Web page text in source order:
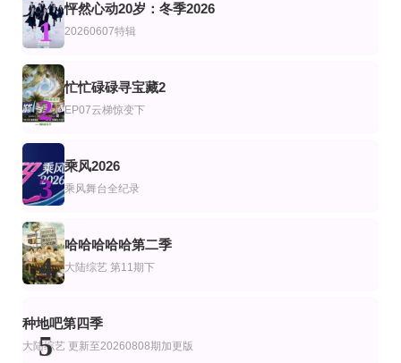
第6期
中华才女风华录
已完结
相声有新人
第20251011期
公路不孤胆
全4集
孤单又灿烂的神：鬼怪十周年特辑
孔刘,金高银,李栋旭,刘寅娜
第17期完结
明星大侦探之明侦探学院第1季
蒲熠星,周峻纬,唐九洲,齐思钧,石凯,郭文韬,邵明明
更新至第04集
Fandom Stage
尹斗俊
无辣不欢第2季
快乐老家
孙浩 李静 戴军 李维嘉 沈凌 吴昕 武艺 高旭
创业安徽第11季
林海
第4集
中国古代悲情战神
更新至20260807(Plus版)
密室大逃脱8大神版
大张伟,许凯,周笔畅,彭昱畅,张真源
已完结
爱情盲选：阿根廷篇第二季
说唱巅峰对决2026
严浩翔,谢帝,艾热,派克特,功夫胖,盛宇,杨长青,刘嘉裕,米尔艾力,李斯丹妮,布瑞吉,
我们的宿舍2
何炅
要不要去吃碗泡面？
金南佶,朱智勋,刘在石
1
怦然心动20岁：冬季2026
20260607特辑
2
忙忙碌碌寻宝藏2
EP07云梯惊变下
3
乘风2026
乘风舞台全纪录
4
哈哈哈哈哈第二季
大陆综艺 第11期下
5
种地吧第四季
大陆综艺 更新至20260808期加更版